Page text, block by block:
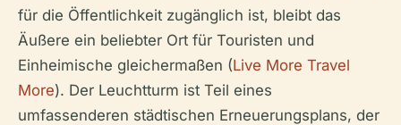
für die Öffentlichkeit zugänglich ist, bleibt das
Äußere ein beliebter Ort für Touristen und
Einheimische gleichermaßen (Live More Travel
More). Der Leuchtturm ist Teil eines
umfassenderen städtischen Erneuerungsplans, der